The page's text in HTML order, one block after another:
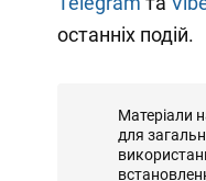
останніх подій.
Матеріали
для